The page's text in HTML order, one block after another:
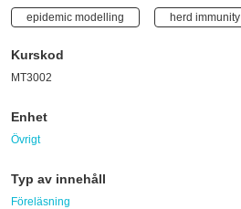
epidemic modelling herd immunity
Kurskod
MT3002
Enhet
Övrigt
Typ av innehåll
Föreläsning